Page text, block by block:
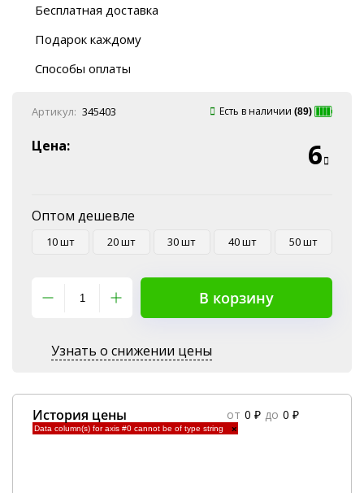
Бесплатная доставка
Автобусы (по ЮФО)
“BlaBlaCar” (по ЮФО)
Подарок каждому
Способы оплаты
Наличные
Эквайринг
Артикул: 345403 Есть в наличии (89)
Цена: 6
Оптом дешевле
10 шт 20 шт 30 шт 40 шт 50 шт
В корзину
Узнать о снижении цены
История цены от 0 ₽ до 0 ₽
Data column(s) for axis #0 cannot be of type string ×